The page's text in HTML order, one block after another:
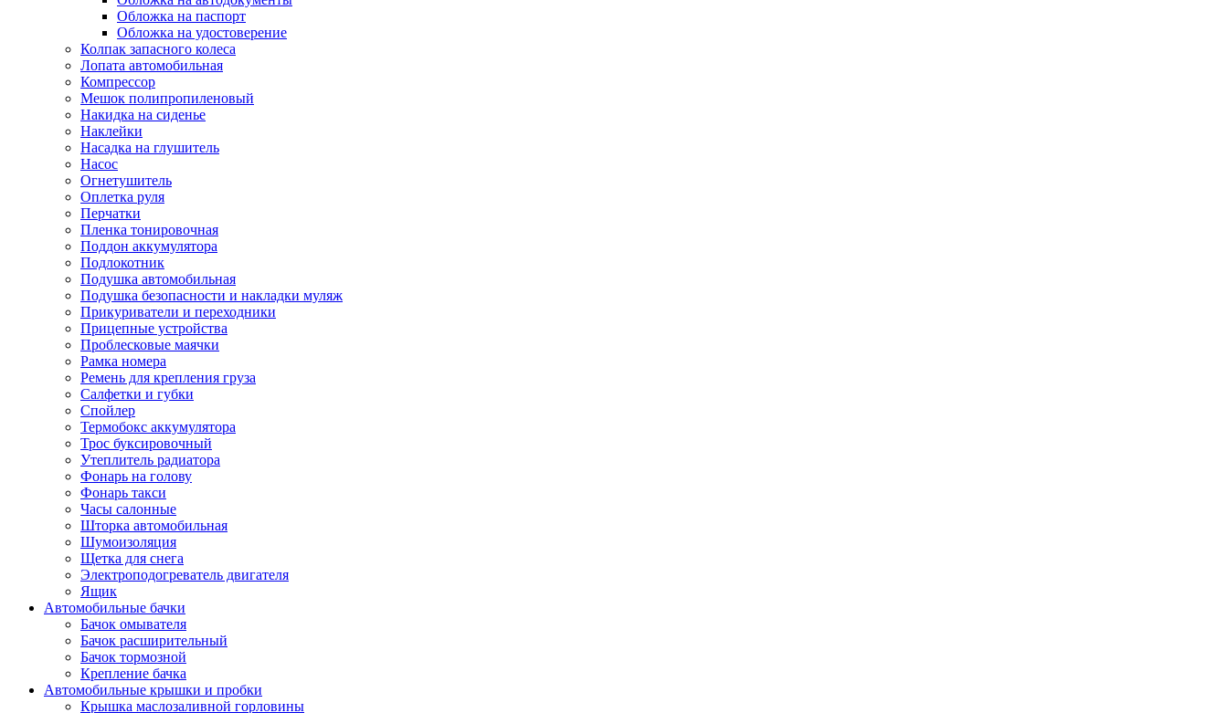
Обложка на паспорт
Обложка на удостоверение
Колпак запасного колеса
Лопата автомобильная
Компрессор
Мешок полипропиленовый
Накидка на сиденье
Наклейки
Насадка на глушитель
Насос
Огнетушитель
Оплетка руля
Перчатки
Пленка тонировочная
Поддон аккумулятора
Подлокотник
Подушка автомобильная
Подушка безопасности и накладки муляж
Прикуриватели и переходники
Прицепные устройства
Проблесковые маячки
Рамка номера
Ремень для крепления груза
Салфетки и губки
Спойлер
Термобокс аккумулятора
Трос буксировочный
Утеплитель радиатора
Фонарь на голову
Фонарь такси
Часы салонные
Шторка автомобильная
Шумоизоляция
Щетка для снега
Электроподогреватель двигателя
Ящик
Автомобильные бачки
Бачок омывателя
Бачок расширительный
Бачок тормозной
Крепление бачка
Автомобильные крышки и пробки
Крышка маслозаливной горловины